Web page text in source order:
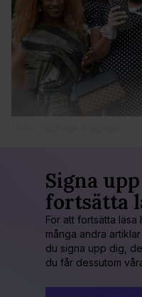
Signa
fortsätta
För att fortsätta
många andra
du signa upp dig,
du får dessutom